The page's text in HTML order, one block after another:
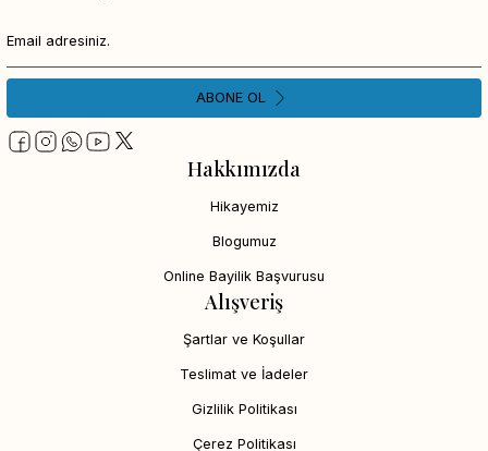
Hakkımızda
Hikayemiz
Blogumuz
Online Bayilik Başvurusu
Alışveriş
Şartlar ve Koşullar
Teslimat ve İadeler
Gizlilik Politikası
Çerez Politikası
ABONE OL